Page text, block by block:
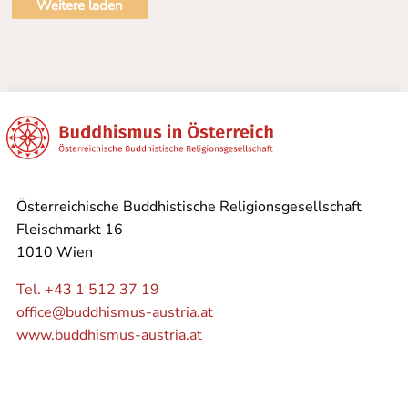
Weitere laden
Österreichische Buddhistische Religionsgesellschaft
Fleischmarkt 16
1010 Wien
Tel. +43 1 512 37 19
office@buddhismus-austria.at
www.buddhismus-austria.at